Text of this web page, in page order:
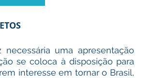
uma apresentação
se coloca à disposição para
interesse em tornar o Brasil,